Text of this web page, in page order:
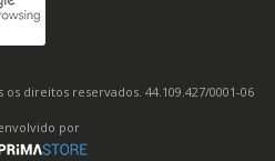
direitos reservados. 44.109.427/0001-06
por